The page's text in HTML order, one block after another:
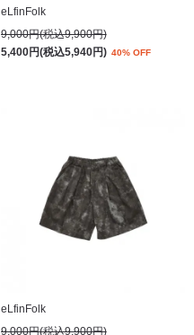
eLfinFolk
9,000円(税込9,900円)
5,400円(税込5,940円) 40% OFF
eLfinFolk
9,000円(税込9,900円)